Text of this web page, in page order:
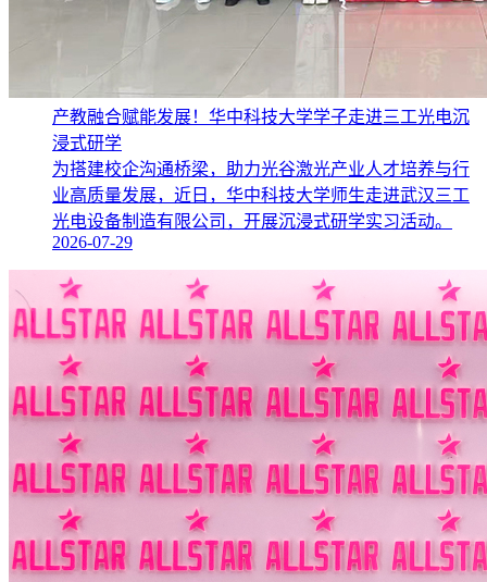
产教融合赋能发展！华中科技大学学子走进三工光电沉
浸式研学
为搭建校企沟通桥梁，助力光谷激光产业人才培养与行
业高质量发展，近日，华中科技大学师生走进武汉三工
光电设备制造有限公司，开展沉浸式研学实习活动。
2026-07-29